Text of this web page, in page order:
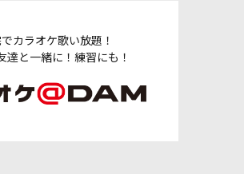
でカラオケ歌い放題！
達と一緒に！練習にも！